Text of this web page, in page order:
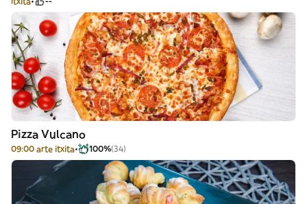
Pizza Vulcano
09:00 arte itxita 100%(34)